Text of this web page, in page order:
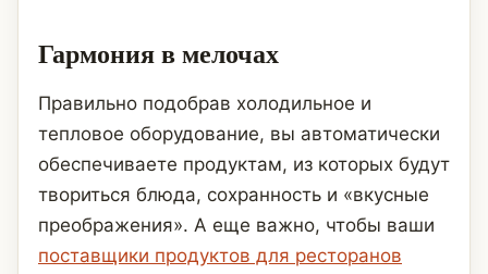
Гармония в мелочах
Правильно подобрав холодильное и
тепловое оборудование, вы автоматически
обеспечиваете продуктам, из которых будут
твориться блюда, сохранность и «вкусные
преображения». А еще важно, чтобы ваши
поставщики продуктов для ресторанов